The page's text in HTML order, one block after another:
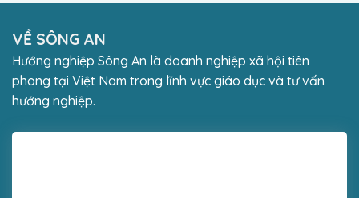
VỀ SÔNG AN
Hướng nghiệp Sông An là doanh nghiệp xã hội tiên
phong tại Việt Nam trong lĩnh vực giáo dục và tư vấn
hướng nghiệp.